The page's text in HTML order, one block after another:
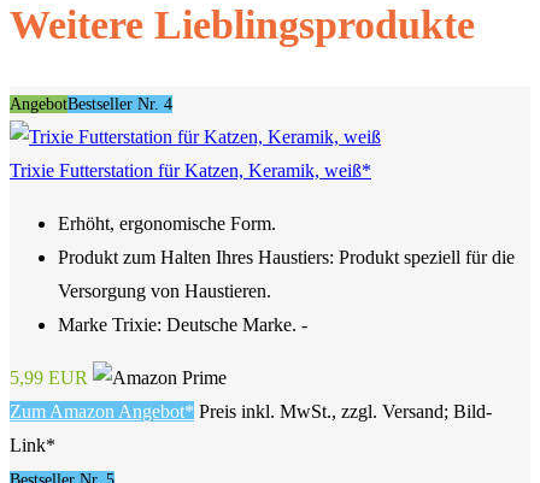
Weitere Lieblingsprodukte
AngebotBestseller Nr. 4
Trixie Futterstation für Katzen, Keramik, weiß*
Erhöht, ergonomische Form.
Produkt zum Halten Ihres Haustiers: Produkt speziell für die
Versorgung von Haustieren.
Marke Trixie: Deutsche Marke. -
5,99 EUR
Zum Amazon Angebot* Preis inkl. MwSt., zzgl. Versand; Bild-
Link*